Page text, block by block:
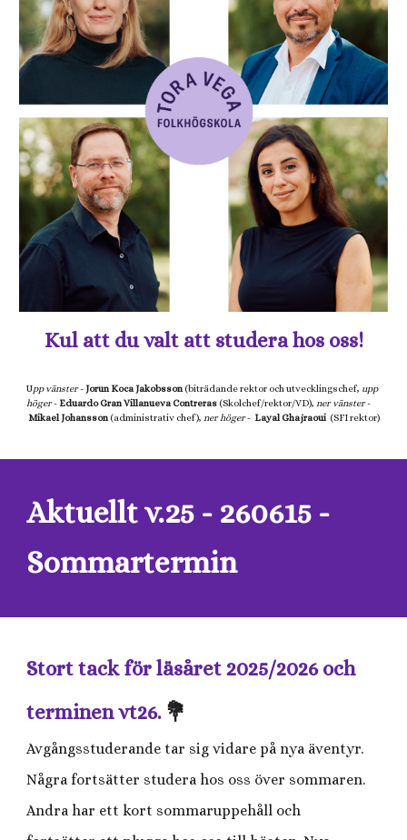
Kul att du valt att studera hos oss!
Upp vänster- Jorun Koca Jakobsson (biträdande rektor och utvecklingschef, upp
höger- Eduardo Gran Villanueva Contreras (Skolchef/rektor/VD), ner vänster-
Mikael Johansson (administrativ chef), ner höger- Layal Ghajraoui (SFI rektor)
Aktuellt v.25 - 260615 -
Sommartermin
Stort tack för läsåret 2025/2026 och
terminen vt26. 💐
Avgångsstuderande tar sig vidare på nya äventyr.
Några fortsätter studera hos oss över sommaren.
Andra har ett kort sommaruppehåll och